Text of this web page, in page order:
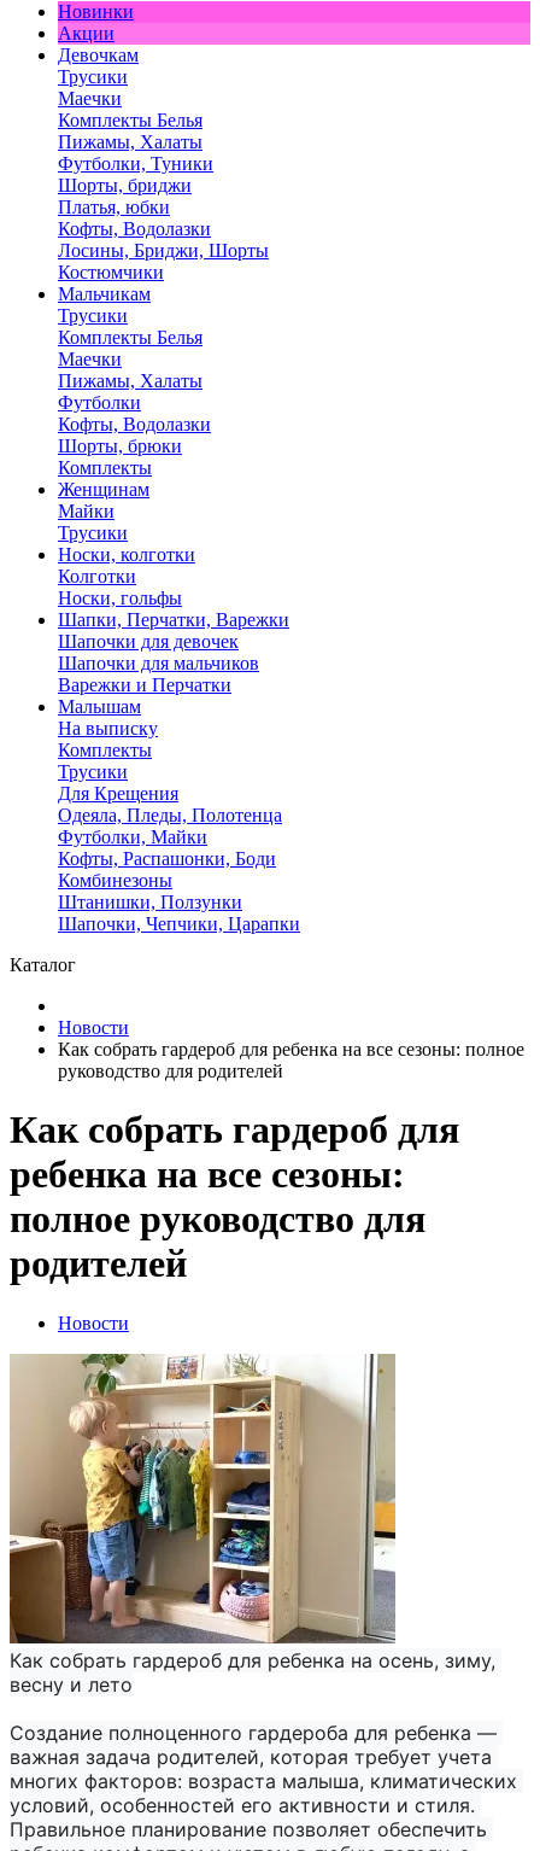
Новинки
Акции
Девочкам
Трусики
Маечки
Комплекты Белья
Пижамы, Халаты
Футболки, Туники
Шорты, бриджи
Платья, юбки
Кофты, Водолазки
Лосины, Бриджи, Шорты
Костюмчики
Мальчикам
Трусики
Комплекты Белья
Маечки
Пижамы, Халаты
Футболки
Кофты, Водолазки
Шорты, брюки
Комплекты
Женщинам
Майки
Трусики
Носки, колготки
Колготки
Носки, гольфы
Шапки, Перчатки, Варежки
Шапочки для девочек
Шапочки для мальчиков
Варежки и Перчатки
Малышам
На выписку
Комплекты
Трусики
Для Крещения
Одеяла, Пледы, Полотенца
Футболки, Майки
Кофты, Распашонки, Боди
Комбинезоны
Штанишки, Ползунки
Шапочки, Чепчики, Царапки
Каталог
Новости
Как собрать гардероб для ребенка на все сезоны: полное
руководство для родителей
Как собрать гардероб для
ребенка на все сезоны:
полное руководство для
родителей
Новости
Как собрать гардероб для ребенка на осень, зиму,
весну и лето
Создание полноценного гардероба для ребенка —
важная задача родителей, которая требует учета
многих факторов: возраста малыша, климатических
условий, особенностей его активности и стиля.
Правильное планирование позволяет обеспечить